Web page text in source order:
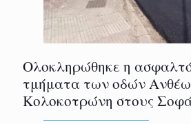
Ολοκληρώθηκε η
τμήματα των οδών
Κολοκοτρώνη στους